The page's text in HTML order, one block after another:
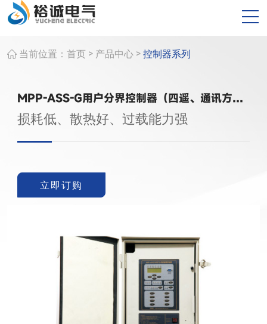
当前位置： 首页 > 产品中心 > 控制器系列
MPP-ASS-G用户分界控制器（四遥、通讯方式）
损耗低、散热好、过载能力强
立即订购